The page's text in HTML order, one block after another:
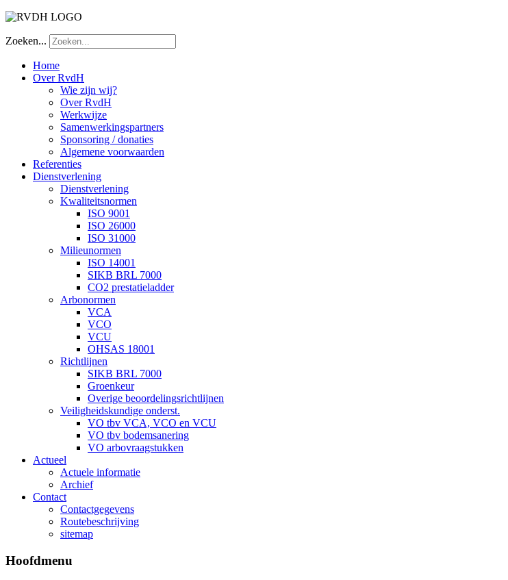
Zoeken...
Home
Over RvdH
Wie zijn wij?
Over RvdH
Werkwijze
Samenwerkingspartners
Sponsoring / donaties
Algemene voorwaarden
Referenties
Dienstverlening
Dienstverlening
Kwaliteitsnormen
ISO 9001
ISO 26000
ISO 31000
Milieunormen
ISO 14001
SIKB BRL 7000
CO2 prestatieladder
Arbonormen
VCA
VCO
VCU
OHSAS 18001
Richtlijnen
SIKB BRL 7000
Groenkeur
Overige beoordelingsrichtlijnen
Veiligheidskundige onderst.
VO tbv VCA, VCO en VCU
VO tbv bodemsanering
VO arbovraagstukken
Actueel
Actuele informatie
Archief
Contact
Contactgegevens
Routebeschrijving
sitemap
Hoofdmenu